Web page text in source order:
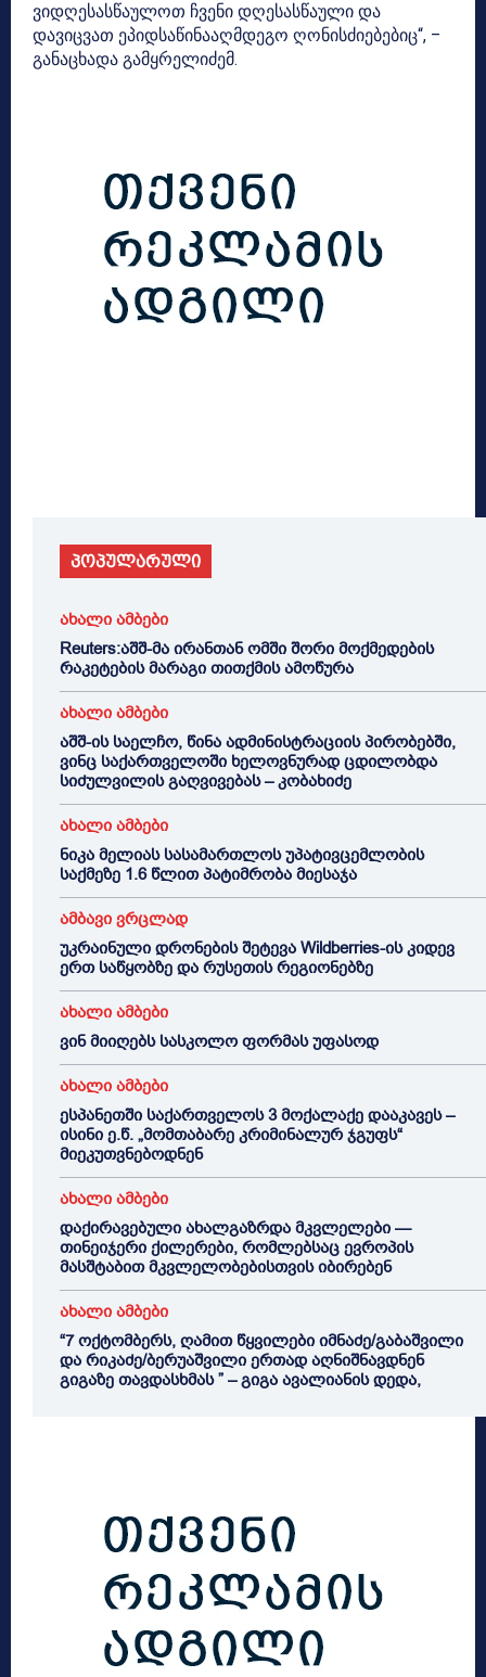
ვიდღესასწაულოთ ჩვენი დღესასწაული და
დავიცვათ ეპიდსაწინააღმდეგო ღონისძიებებიც“, –
განაცხადა გამყრელიძემ.
პოპულარული
ახალი ამბები
Reuters:აშშ-მა ირანთან ომში შორი მოქმედების
რაკეტების მარაგი თითქმის ამოწურა
ახალი ამბები
აშშ-ის საელჩო, წინა ადმინისტრაციის პირობებში,
ვინც საქართველოში ხელოვნურად ცდილობდა
სიძულვილის გაღვივებას – კობახიძე
ახალი ამბები
ნიკა მელიას სასამართლოს უპატივცემლობის
საქმეზე 1.6 წლით პატიმრობა მიესაჯა
ამბავი ვრცლად
უკრაინული დრონების შეტევა Wildberries-ის კიდევ
ერთ საწყობზე და რუსეთის რეგიონებზე
ახალი ამბები
ვინ მიიღებს სასკოლო ფორმას უფასოდ
ახალი ამბები
ესპანეთში საქართველოს 3 მოქალაქე დააკავეს –
ისინი ე.წ. „მომთაბარე კრიმინალურ ჯგუფს“
მიეკუთვნებოდნენ
ახალი ამბები
დაქირავებული ახალგაზრდა მკვლელები —
თინეიჯერი ქილერები, რომლებსაც ევროპის
მასშტაბით მკვლელობებისთვის იბირებენ
ახალი ამბები
“7 ოქტომბერს, ღამით წყვილები იმნაძე/გაბაშვილი
და რიკაძე/ბერუაშვილი ერთად აღნიშნავდნენ
გიგაზე თავდასხმას ” – გიგა ავალიანის დედა,